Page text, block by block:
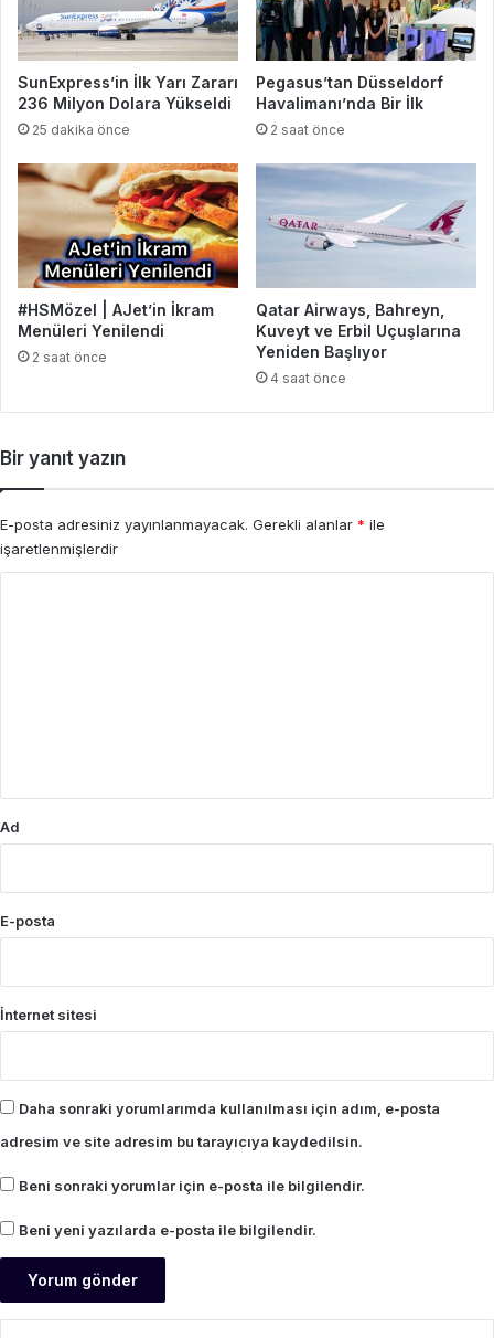
SunExpress’in İlk Yarı Zararı
236 Milyon Dolara Yükseldi
25 dakika önce
Pegasus’tan Düsseldorf
Havalimanı’nda Bir İlk
2 saat önce
#HSMözel | AJet’in İkram
Menüleri Yenilendi
2 saat önce
Qatar Airways, Bahreyn,
Kuveyt ve Erbil Uçuşlarına
Yeniden Başlıyor
4 saat önce
Bir yanıt yazın
E-posta adresiniz yayınlanmayacak. Gerekli alanlar * ile
işaretlenmişlerdir
Ad
E-posta
İnternet sitesi
Daha sonraki yorumlarımda kullanılması için adım, e-posta
adresim ve site adresim bu tarayıcıya kaydedilsin.
Beni sonraki yorumlar için e-posta ile bilgilendir.
Beni yeni yazılarda e-posta ile bilgilendir.